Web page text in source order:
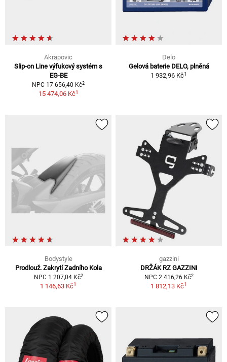
Akrapovic
Slip-on Line výfukový systém s
EG-BE
NPC 17 656,40 Kč2
15 474,06 Kč1
Delo
Gelová baterie DELO, plněná
1 932,96 Kč1
Bodystyle
Prodlouž. Zakrytí Zadního Kola
NPC 1 207,04 Kč2
1 146,63 Kč1
gazzini
DRŽÁK RZ GAZZINI
NPC 2 416,26 Kč2
1 812,13 Kč1